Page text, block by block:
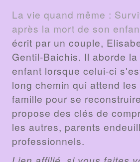
La vie quand même :
après la mort de son
écrit par un couple,
Gentil-Baichis. Il aborde
enfant lorsque celui-ci
long chemin qui attend
famille pour se
propose des clés de
les autres, parents
professionnels.